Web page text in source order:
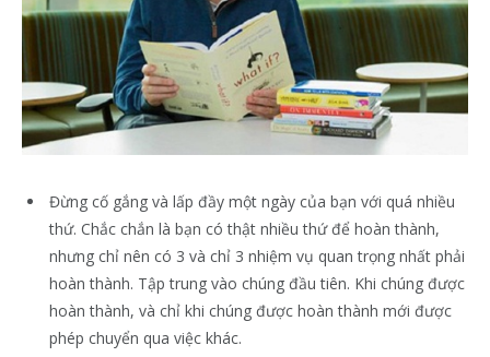
Đừng cố gắng và lấp đầy một ngày của bạn với quá nhiều
thứ. Chắc chắn là bạn có thật nhiều thứ để hoàn thành,
nhưng chỉ nên có 3 và chỉ 3 nhiệm vụ quan trọng nhất phải
hoàn thành. Tập trung vào chúng đầu tiên. Khi chúng được
hoàn thành, và chỉ khi chúng được hoàn thành mới được
phép chuyển qua việc khác.